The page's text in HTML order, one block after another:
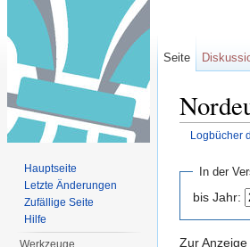
Logbücher
In der
bis Jahr:
Zur
Seite
Hauptseite
Letzte Änderungen
Zufällige Seite
Hilfe
Werkzeuge